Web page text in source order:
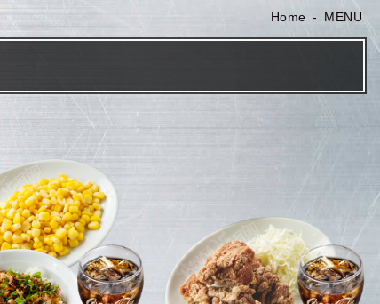
Home MENU